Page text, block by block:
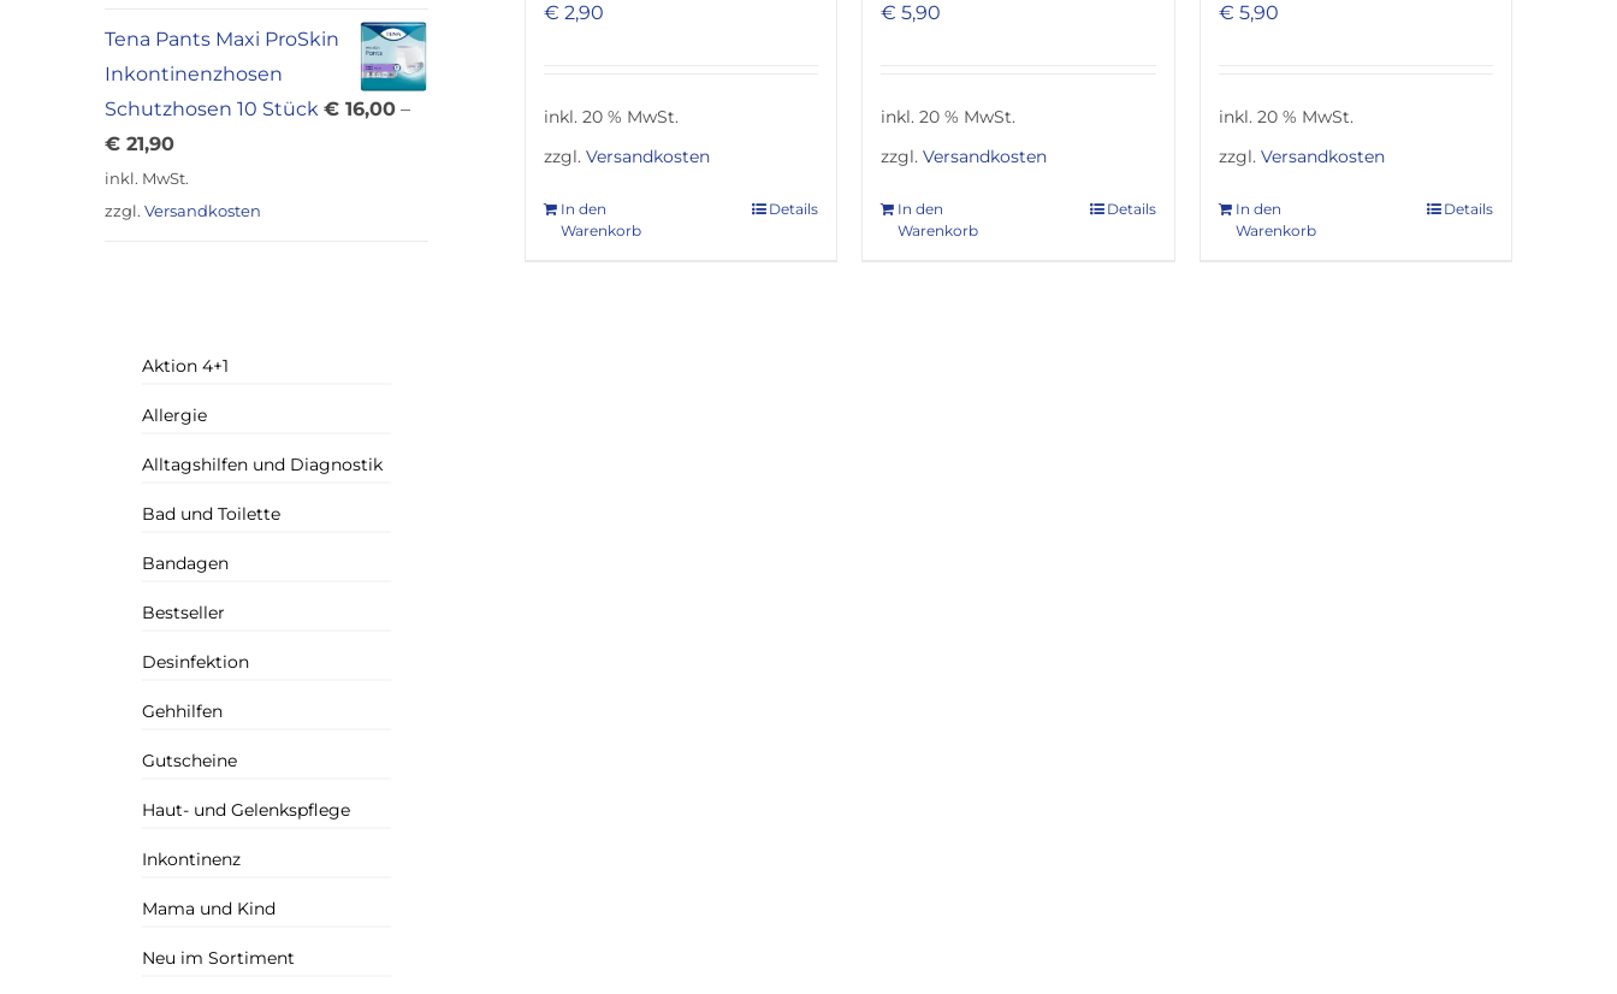
€ 2,90
inkl. 20 % MwSt.
zzgl.Versandkosten
In den
Warenkorb
Details
€ 5,90
inkl. 20 % MwSt.
zzgl.Versandkosten
In den
Warenkorb
Details
€ 5,90
inkl. 20 % MwSt.
zzgl. Versandkosten
In den
Warenkorb
Details
Tena Pants Maxi ProSkin
Inkontinenzhosen
Schutzhosen 10 Stück € 16,00 –
€ 21,90
inkl. MwSt.
zzgl. Versandkosten
Aktion 4+1
Allergie
Alltagshilfen und Diagnostik
Bad und Toilette
Bandagen
Bestseller
Desinfektion
Gehhilfen
Gutscheine
Haut- und Gelenkspflege
Inkontinenz
Mama und Kind
Neu im Sortiment